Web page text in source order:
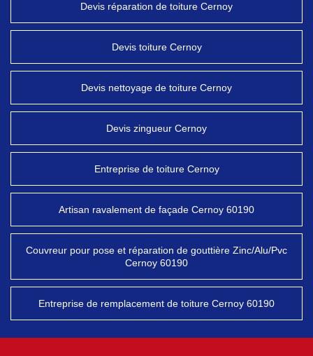
Devis réparation de toiture Cernoy
Devis toiture Cernoy
Devis nettoyage de toiture Cernoy
Devis zingueur Cernoy
Entreprise de toiture Cernoy
Artisan ravalement de façade Cernoy 60190
Couvreur pour pose et réparation de gouttière Zinc/Alu/Pvc
Cernoy 60190
Entreprise de remplacement de toiture Cernoy 60190